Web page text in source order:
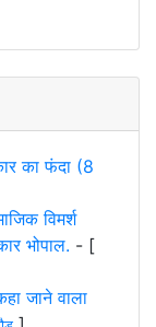
का फंदा (8
विमर्श
भोपाल. - [
जाने वाला